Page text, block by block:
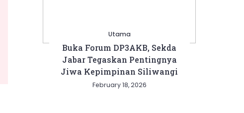
Utama
Buka Forum DP3AKB, Sekda
Jabar Tegaskan Pentingnya
Jiwa Kepimpinan Siliwangi
February 18, 2026